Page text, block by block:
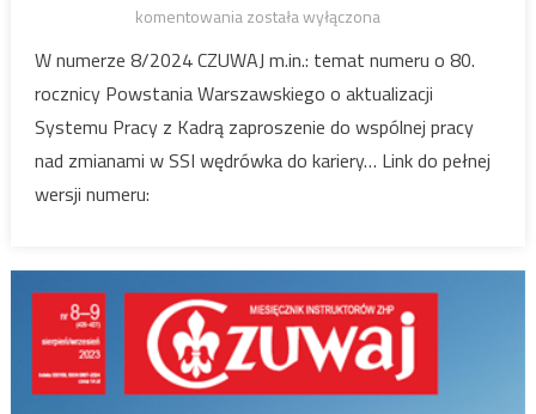
komentowaniaCZUWAJ
została wyłączona
W numerze 8/2024 CZUWAJ m.in.: temat numeru o 80.
rocznicy Powstania Warszawskiego o aktualizacji
Systemu Pracy z Kadrą zaproszenie do wspólnej pracy
nad zmianami w SSI wędrówka do kariery… Link do pełnej
wersji numeru: